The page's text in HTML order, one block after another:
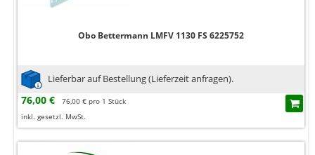
Obo Bettermann LMFV 1130 FS 6225752
Lieferbar auf Bestellung (Lieferzeit anfragen).
76,00 €
76,00 € pro 1 Stück
inkl. gesetzl. MwSt.